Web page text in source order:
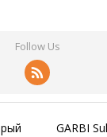
Follow Us
GARBI